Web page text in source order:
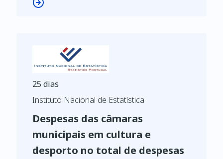
25 dias
Instituto Nacional de Estatística
Despesas das câmaras
municipais em cultura e
desporto no total de despesas